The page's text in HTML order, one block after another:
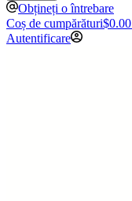
Obțineți o întrebare
Coș de cumpărături$0.00
Autentificare